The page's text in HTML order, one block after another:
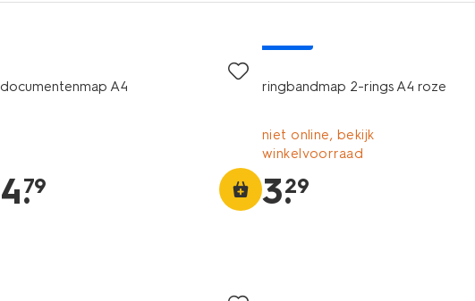
documentenmap A4
4.
79
ringbandmap 2-rings A4 roze
niet online, bekijk
winkelvoorraad
3.
29